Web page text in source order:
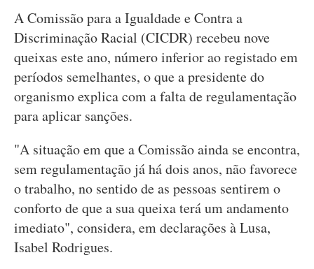
A Comissão para a Igualdade e Contra a
Discriminação Racial (CICDR) recebeu nove
queixas este ano, número inferior ao registado em
períodos semelhantes, o que a presidente do
organismo explica com a falta de regulamentação
para aplicar sanções.
"A situação em que a Comissão ainda se encontra,
sem regulamentação já há dois anos, não favorece
o trabalho, no sentido de as pessoas sentirem o
conforto de que a sua queixa terá um andamento
imediato", considera, em declarações à Lusa,
Isabel Rodrigues.